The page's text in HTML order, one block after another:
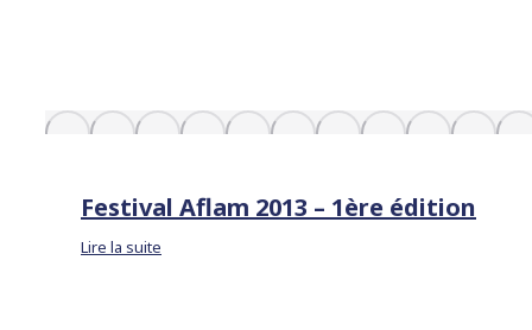
Festival Aflam 2013 – 1ère édition
Lire la suite